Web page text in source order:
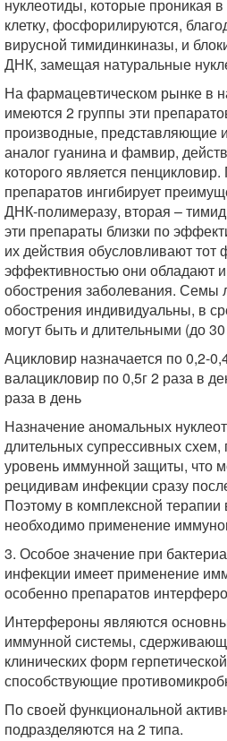
нуклеотиды, которые проникая
клетку, фосфорилируются,
вирусной тимидинкиназы, и
ДНК, замещая натуральные
На фармацевтическом рынке в
имеются 2 группы эти
производные, представляющие
аналог гуанина и фамвир,
которого является
препаратов ингибирует
ДНК-полимеразу, вторая –
эти препараты близки по
их действия обусловливают тот
эффективностью они обладают
обострения заболевания. Семы
обострения индивидуальны, в
могут быть и длительными (до
Ацикловир назначается по 0,2-
валацикловир по 0,5г 2 раза в
раза в день
Назначение аномальных
длительных супрессивных схем,
уровень иммунной защиты, что
рецидивам инфекции сразу
Поэтому в комплексной
необходимо применение
3. Особое значение при
инфекции имеет применение
особенно препаратов
Интерфероны являются
иммунной системы,
клинических форм
способствующие
По своей функциональной
подразделяются на 2 типа.